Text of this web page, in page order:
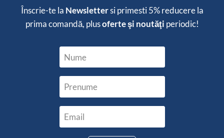
Înscrie-te la Newslettersi primesti5% reducerela
prima comandă, plusoferte şi noutăţi periodic!